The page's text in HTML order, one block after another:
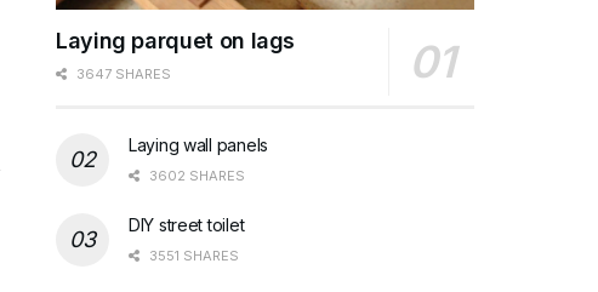
Laying parquet on lags
3647 SHARES
Laying wall panels
3602 SHARES
DIY street toilet
3551 SHARES